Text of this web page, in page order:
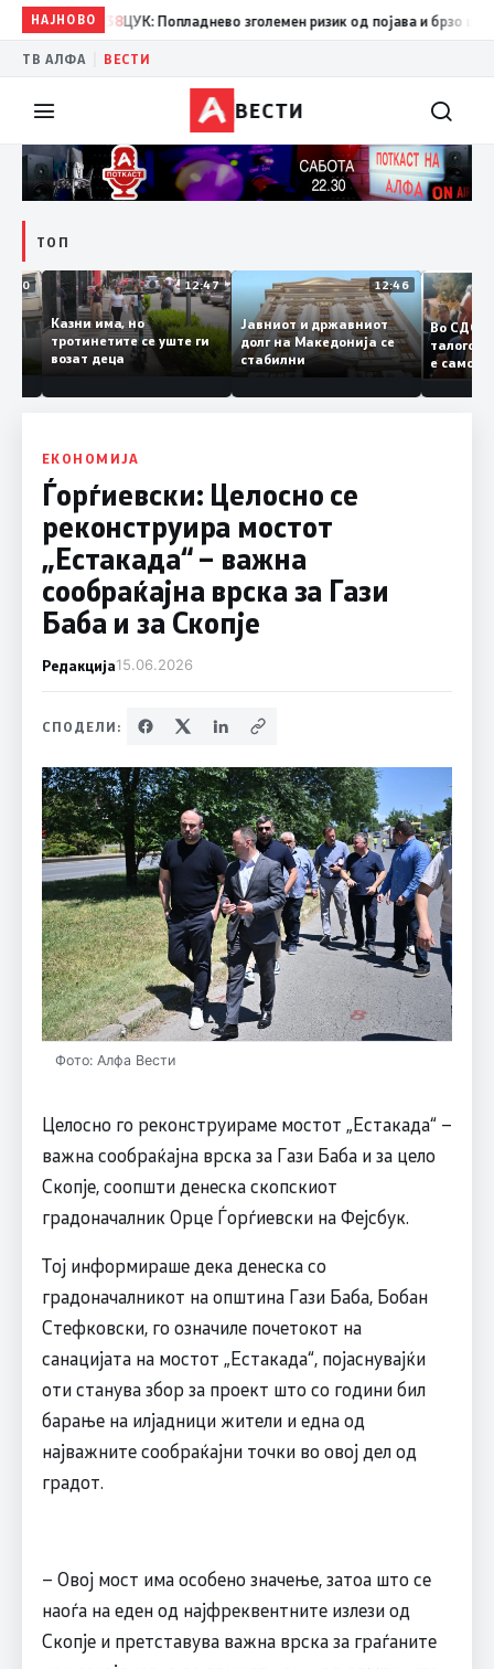
НАЈНОВО
08:38ЦУК: Попладнево зголемен ризик од појава и брзо
ТВ АЛФА ВЕСТИ
ВЕСТИ
ТОП
12:50
и
12:47
Казни има, но
тротинетите се уште ги
возат деца
12:46
Јавниот и државниот
долг на Македонија се
стабилни
Во
е
Заев
ЕКОНОМИЈА
Ѓорѓиевски: Целосно се
реконструира мостот
„Естакада“ – важна
сообраќајна врска за Гази
Баба и за Скопје
Редакција15.06.2026
СПОДЕЛИ:
Фото: Алфа Вести
Целосно го реконструираме мостот „Естакада“ –
важна сообраќајна врска за Гази Баба и за цело
Скопје, соопшти денеска скопскиот
градоначалник Орце Ѓорѓиевски на Фејсбук.
Тој информираше дека денеска со
градоначалникот на општина Гази Баба, Бобан
Стефковски, го означиле почетокот на
санацијата на мостот „Естакада“, појаснувајќи
оти станува збор за проект што со години бил
барање на илјадници жители и една од
најважните сообраќајни точки во овој дел од
градот.
– Овој мост има особено значење, затоа што се
наоѓа на еден од најфреквентните излези од
Скопје и претставува важна врска за граѓаните